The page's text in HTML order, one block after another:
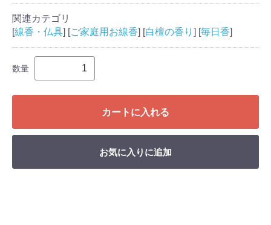
関連カテゴリ
[線香・仏具] [ご家庭用お線香] [白檀の香り ] [毎日香]
数量
カートに入れる
お気に入りに追加